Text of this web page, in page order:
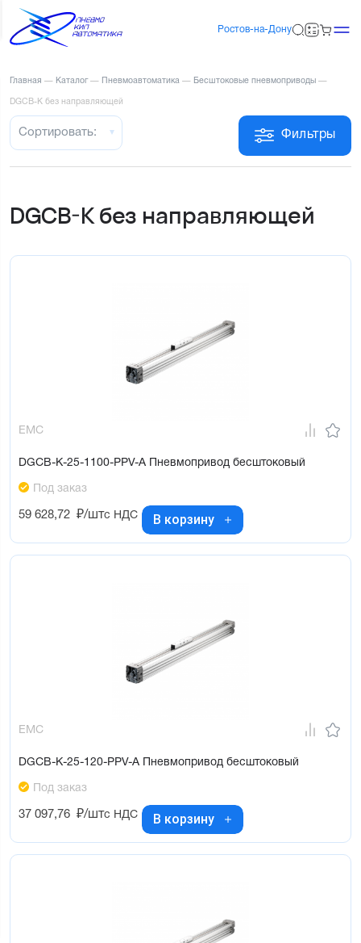
Ростов-на-Дону
Главная — Каталог — Пневмоавтоматика — Бесштоковые пневмоприводы —
DGCB-K без направляющей
Фильтры
Сортировать:
DGCB-K без направляющей
EMC
DGCB-K-25-1100-PPV-A Пневмопривод бесштоковый
Под заказ
59 628,72 ₽/штс НДС В корзину
EMC
DGCB-K-25-120-PPV-A Пневмопривод бесштоковый
Под заказ
37 097,76 ₽/штс НДС В корзину